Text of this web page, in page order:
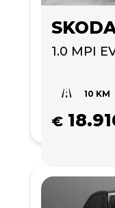
1.0 MPI
10 KM
€